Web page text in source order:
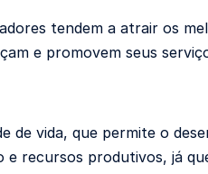
tendem a atrair os
e promovem seus
de vida, que permite o
recursos produtivos, já